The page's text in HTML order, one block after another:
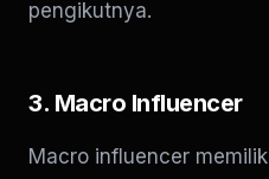
pengikutnya.
3. Macro Influencer
Macro influencer